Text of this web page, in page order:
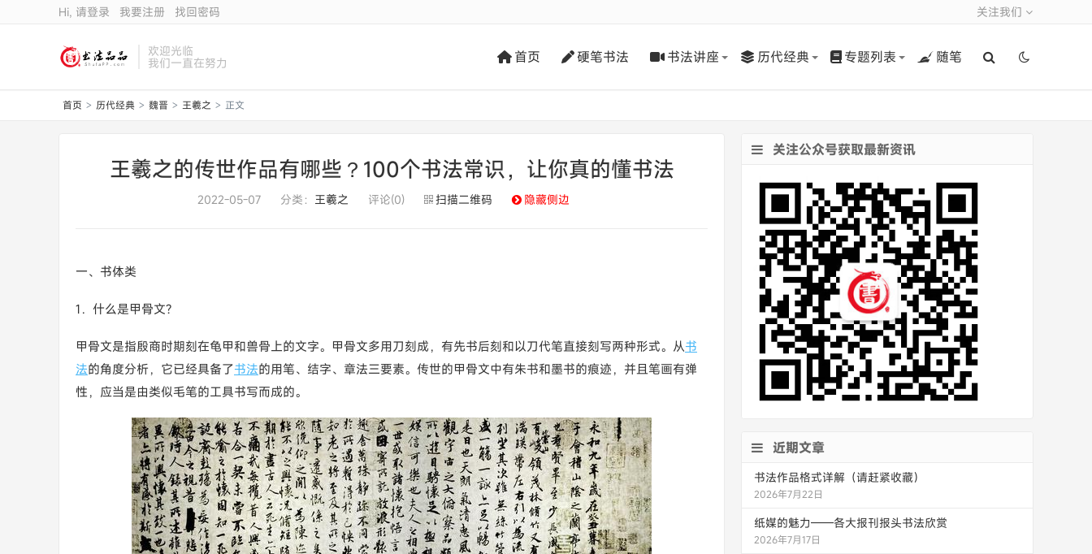
关注我们
Hi, 请登录 我要注册 找回密码
欢迎光临
我们一直在努力 首页 硬笔书法 书法讲座 历代经典 专题列表 随笔
首页 > 历代经典 > 魏晋 > 王羲之 > 正文
王羲之的传世作品有哪些？100个书法常识，让你真的懂书法
2022-05-07 分类： 王羲之 评论(0) 扫描二维码 隐藏侧边
一、书体类
1．什么是甲骨文?
甲骨文是指殷商时期刻在龟甲和兽骨上的文字。甲骨文多用刀刻成，有先书后刻和以刀代笔直接刻写两种形式。从书
法的角度分析，它已经具备了书法的用笔、结字、章法三要素。传世的甲骨文中有朱书和墨书的痕迹，并且笔画有弹
性，应当是由类似毛笔的工具书写而成的。
关注公众号获取最新资讯
近期文章
书法作品格式详解（请赶紧收藏）
2026年7月22日
纸媒的魅力——各大报刊报头书法欣赏
2026年7月17日